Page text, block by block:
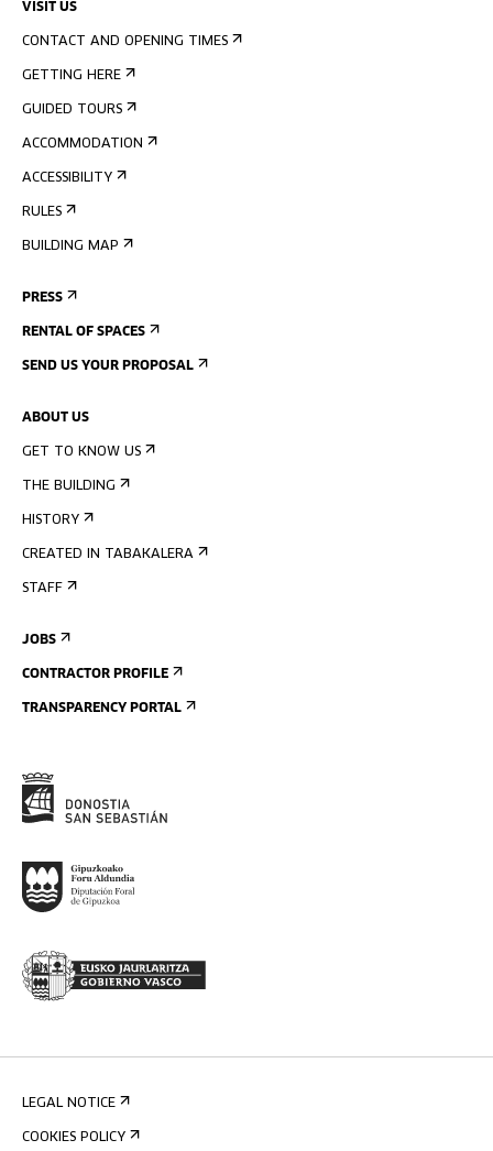
VISIT US
CONTACT AND OPENING TIMES
GETTING HERE
GUIDED TOURS
ACCOMMODATION
ACCESSIBILITY
RULES
BUILDING MAP
PRESS
RENTAL OF SPACES
SEND US YOUR PROPOSAL
ABOUT US
GET TO KNOW US
THE BUILDING
HISTORY
CREATED IN TABAKALERA
STAFF
JOBS
CONTRACTOR PROFILE
TRANSPARENCY PORTAL
LEGAL NOTICE
COOKIES POLICY